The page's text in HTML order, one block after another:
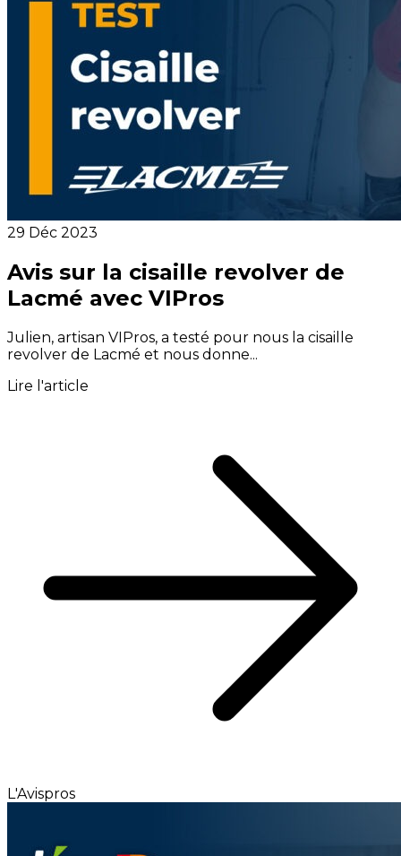
29 Déc 2023
Avis sur la cisaille revolver de
Lacmé avec VIPros
Julien, artisan VIPros, a testé pour nous la cisaille
revolver de Lacmé et nous donne...
Lire l'article
L'Avispros